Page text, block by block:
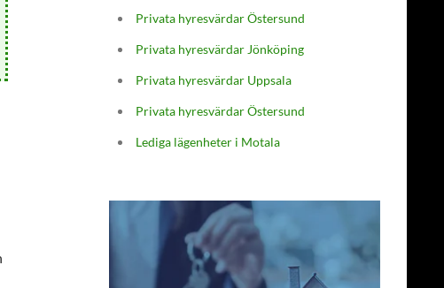
Privata hyresvärdar Östersund
Privata hyresvärdar Jönköping
Privata hyresvärdar Uppsala
Privata hyresvärdar Östersund
Lediga lägenheter i Motala